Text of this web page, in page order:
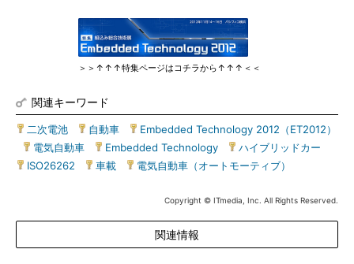
＞＞↑↑↑特集ページはコチラから↑↑↑＜＜
関連キーワード
二次電池 自動車
Embedded Technology 2012（ET2012）
電気自動車 Embedded Technology ハイブリッドカー
ISO26262
車載 電気自動車（オートモーティブ）
Copyright © ITmedia, Inc. All Rights Reserved.
関連情報